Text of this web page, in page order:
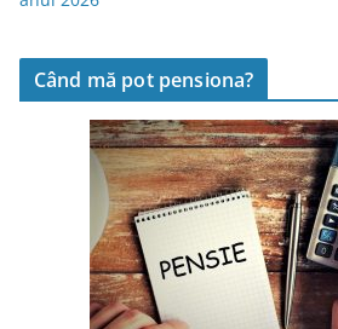
Când mă pot pensiona?